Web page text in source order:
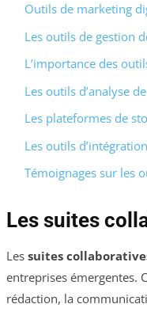
Outils de marketing
Les outils de gestion
L’importance des
Les outils d’analyse
Les plateformes de
Les outils
Témoignages sur les
Les suites
Les suites
entreprises émergentes.
rédaction, la